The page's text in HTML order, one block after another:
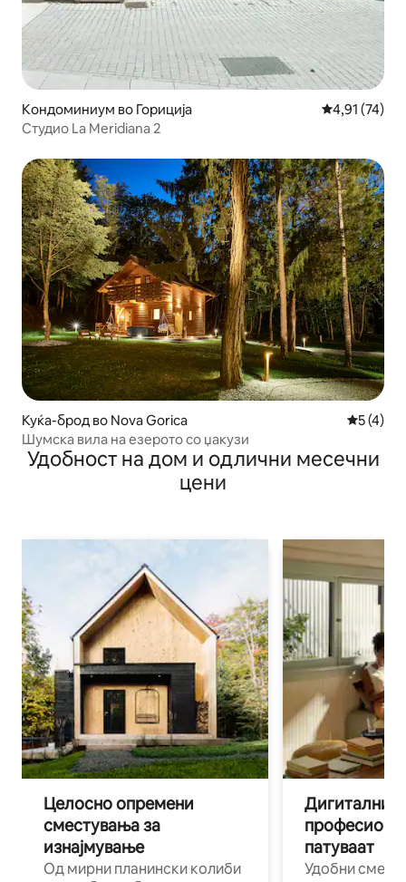
Кондоминиум во Гориција Просечна
4,91 (74)
Студио La Meridiana 2
Куќа-брод во Nova Gorica
5 (4)
Шумска вила на езерото со џакузи
Удобност на дом и одлични месечни
цени
Целосно опремени
сместувања за
изнајмување
Од мирни планински колиби
Дигитални
патуваат
Удобни